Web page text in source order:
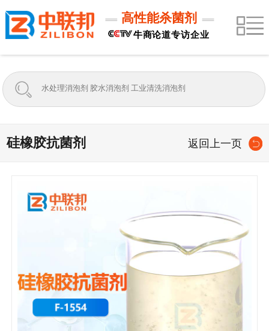
高性能杀菌剂
牛商论道专访企业
硅橡胶抗菌剂 返回上一页